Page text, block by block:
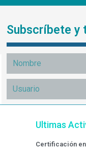
Subscríbete y
Ultimas
Certificación